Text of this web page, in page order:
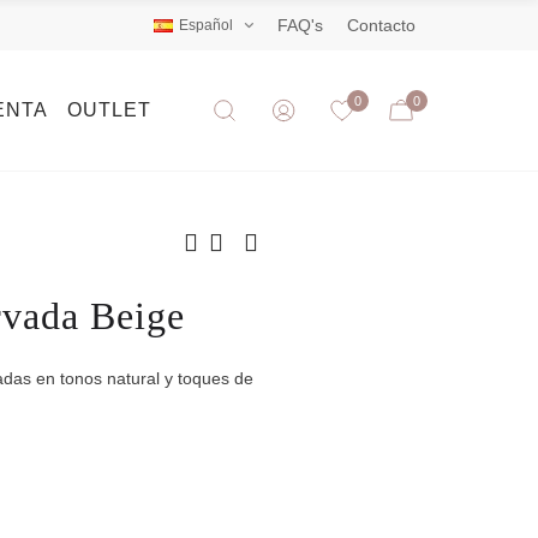
Español FAQ's Contacto
OUTLET 0 0
Beige
en tonos natural y toques de